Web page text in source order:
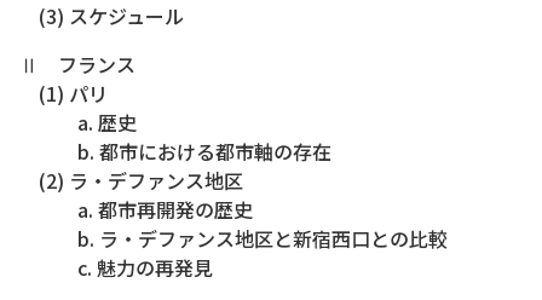
(3) スケジュール
Ⅱ フランス
(1) パリ
a. 歴史
b. 都市における都市軸の存在
(2) ラ・デファンス地区
a. 都市再開発の歴史
b. ラ・デファンス地区と新宿西口との比較
c. 魅力の再発見